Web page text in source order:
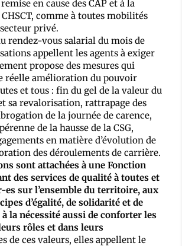
en cause des CAP et à la
comme à toutes mobilités
privé.
rendez-vous salarial du mois de
appellent les agents à exiger
propose des mesures qui
réelle amélioration du pouvoir
et tous : fin du gel de la valeur du
sa revalorisation, rattrapage des
de la journée de carence,
de la hausse de la CSG,
en matière d’évolution de
des déroulements de carrière.
sont attachées à une Fonction
des services de qualité à toutes et
es sur l’ensemble du territoire, aux
d’égalité, de solidarité et de
la nécessité aussi de conforter les
rôles et dans leurs
de ces valeurs, elles appellent le